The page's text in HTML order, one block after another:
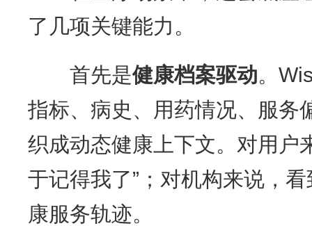
了几项关键能力。
首先是健康档案驱动。
指标、病史、用药情况、服务
织成动态健康上下文。对用户
于记得我了”；对机构来说，
康服务轨迹。